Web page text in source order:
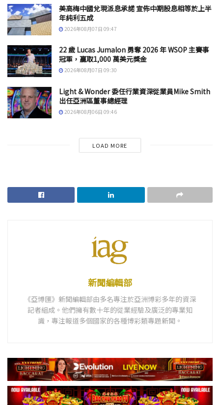
美高梅中國兌現派息承諾 宣佈中期股息相等於上半
年純利五成
2026年08月07日 09:47
22 歲 Lucas Jumalon 勇奪 2026 年 WSOP 主賽事
冠軍，贏取1,000 萬美元獎金
2026年08月07日 09:30
Light & Wonder 委任行業資深從業員Mike Smith
出任亞洲區董事總經理
2026年08月06日 09:46
LOAD MORE
新聞編輯部
《亞博匯》新聞編輯部由多名專注於亞洲博彩多年的資深
記者組成。他們擁有數十年的從業經驗及廣泛的專業知
識，專注報道多個國家的各種博彩類專題新聞。